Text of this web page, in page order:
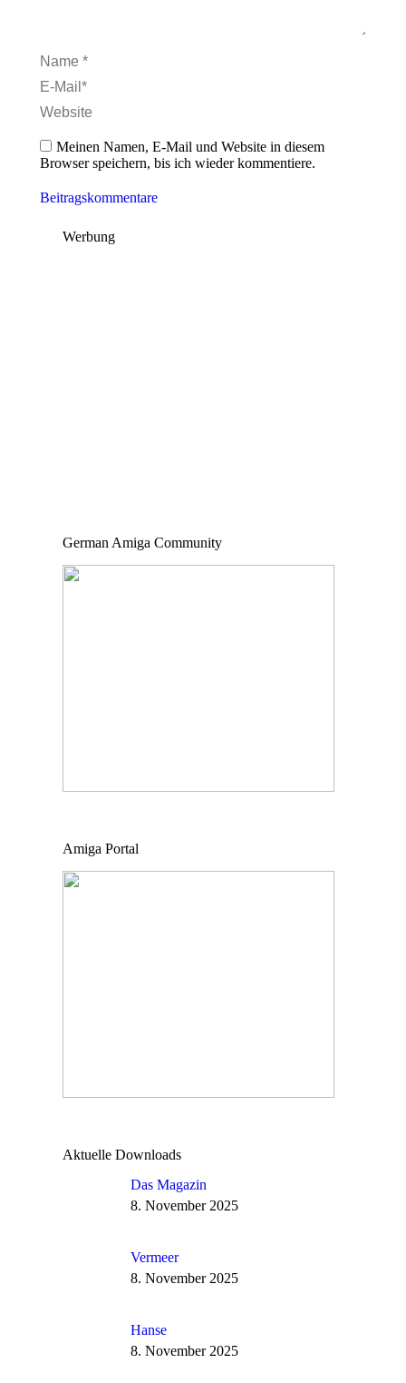
Name *
E-Mail *
Website
Meinen Namen, E-Mail und Website in diesem
Browser speichern, bis ich wieder kommentiere.
Beitragskommentare
Werbung
German Amiga Community
Amiga Portal
Aktuelle Downloads
Das Magazin
8. November 2025
Vermeer
8. November 2025
Hanse
8. November 2025